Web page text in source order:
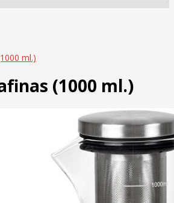
ml.)
(1000 ml.)